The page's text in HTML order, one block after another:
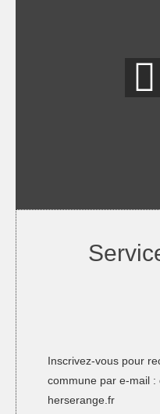
Inscrivez-vous pour
commune par e-mail :
herserange.fr